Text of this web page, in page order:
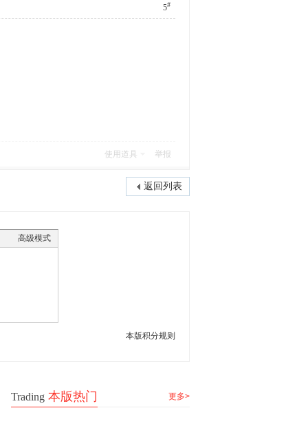
5#
使用道具 举报
返回列表
高级模式
本版积分规则
Trading 本版热门 更多>